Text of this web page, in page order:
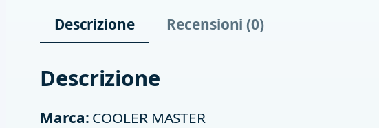
Descrizione Recensioni (0)
Descrizione
Marca: COOLER MASTER